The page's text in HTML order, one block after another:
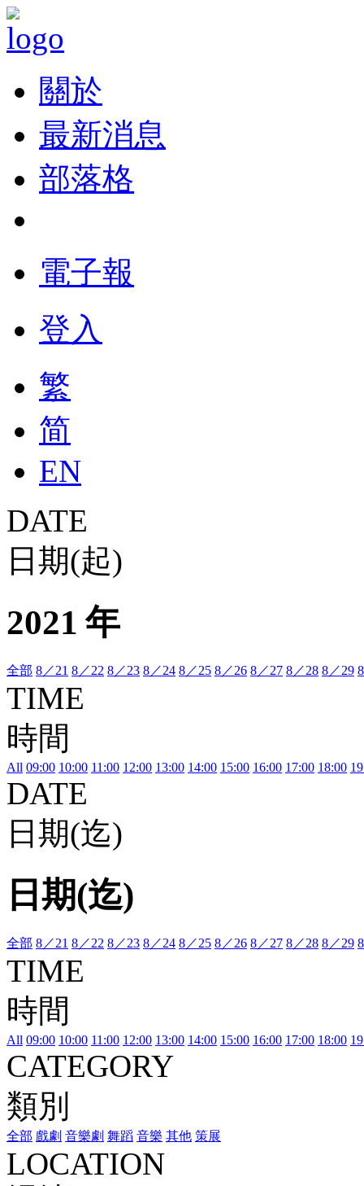
關於
最新消息
部落格
電子報
登入
繁
简
EN
DATE
日期(起)
2021 年
全部 8／21 8／22 8／23 8／24 8／25 8／26 8／27 8／28 8／29
TIME
時間
All 09:00 10:00 11:00 12:00 13:00 14:00 15:00 16:00 17:00 18:00
DATE
日期(迄)
日期(迄)
全部 8／21 8／22 8／23 8／24 8／25 8／26 8／27 8／28 8／29
TIME
時間
All 09:00 10:00 11:00 12:00 13:00 14:00 15:00 16:00 17:00 18:00
CATEGORY
類別
全部 戲劇 音樂劇 舞蹈 音樂 其他 策展
LOCATION